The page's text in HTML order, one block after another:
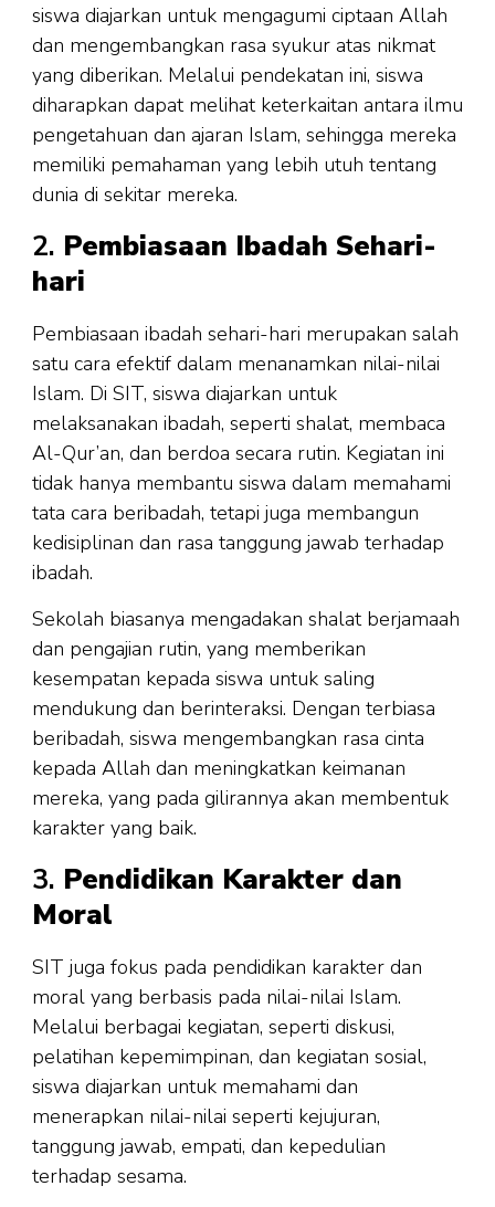
siswa diajarkan untuk mengagumi ciptaan Allah
dan mengembangkan rasa syukur atas nikmat
yang diberikan. Melalui pendekatan ini, siswa
diharapkan dapat melihat keterkaitan antara ilmu
pengetahuan dan ajaran Islam, sehingga mereka
memiliki pemahaman yang lebih utuh tentang
dunia di sekitar mereka.
2. Pembiasaan Ibadah Sehari-
hari
Pembiasaan ibadah sehari-hari merupakan salah
satu cara efektif dalam menanamkan nilai-nilai
Islam. Di SIT, siswa diajarkan untuk
melaksanakan ibadah, seperti shalat, membaca
Al-Qur’an, dan berdoa secara rutin. Kegiatan ini
tidak hanya membantu siswa dalam memahami
tata cara beribadah, tetapi juga membangun
kedisiplinan dan rasa tanggung jawab terhadap
ibadah.
Sekolah biasanya mengadakan shalat berjamaah
dan pengajian rutin, yang memberikan
kesempatan kepada siswa untuk saling
mendukung dan berinteraksi. Dengan terbiasa
beribadah, siswa mengembangkan rasa cinta
kepada Allah dan meningkatkan keimanan
mereka, yang pada gilirannya akan membentuk
karakter yang baik.
3. Pendidikan Karakter dan
Moral
SIT juga fokus pada pendidikan karakter dan
moral yang berbasis pada nilai-nilai Islam.
Melalui berbagai kegiatan, seperti diskusi,
pelatihan kepemimpinan, dan kegiatan sosial,
siswa diajarkan untuk memahami dan
menerapkan nilai-nilai seperti kejujuran,
tanggung jawab, empati, dan kepedulian
terhadap sesama.